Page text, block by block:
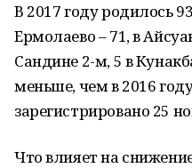
В 2017 году родилось
Ермолаево – 71, в
Сандине 2-м, 5 в
меньше, чем в 2016
зарегистрировано 25
Что влияет на